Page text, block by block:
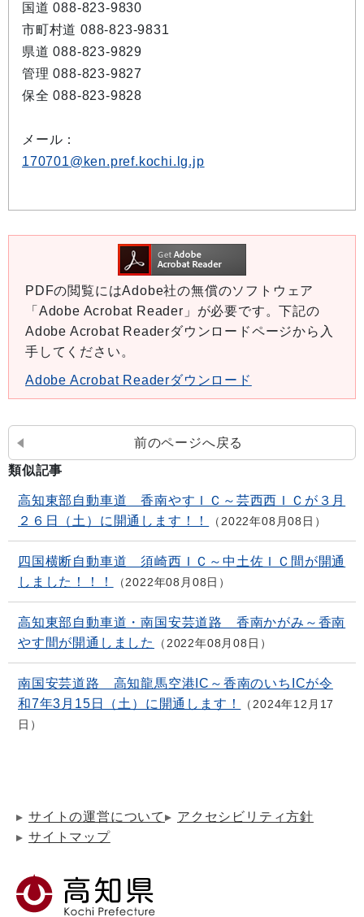
国道 088-823-9830
市町村道 088-823-9831
県道 088-823-9829
管理 088-823-9827
保全 088-823-9828
メール：
170701@ken.pref.kochi.lg.jp
PDFの閲覧にはAdobe社の無償のソフトウェア
「Adobe Acrobat Reader」が必要です。下記の
Adobe Acrobat Readerダウンロードページから入
手してください。
Adobe Acrobat Readerダウンロード
前のページへ戻る
類似記事
高知東部自動車道 香南やすＩＣ～芸西西ＩＣが３月
２６日（土）に開通します！！
2022年08月08日
四国横断自動車道 須崎西ＩＣ～中土佐ＩＣ間が開通
しました！！！
2022年08月08日
高知東部自動車道・南国安芸道路 香南かがみ～香南
やす間が開通しました
2022年08月08日
南国安芸道路 高知龍馬空港IC～香南のいちICが令
和7年3月15日（土）に開通します！
2024年12月17
日
サイトの運営について
アクセシビリティ方針
サイトマップ